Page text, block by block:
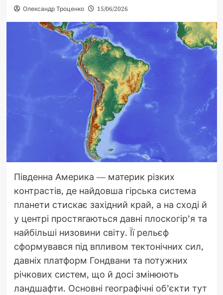
Олександр Троценко 15/06/2026
Південна Америка — материк різких
контрастів, де найдовша гірська система
планети стискає західний край, а на сході й
у центрі простягаються давні плоскогір’я та
найбільші низовини світу. Її рельєф
сформувався під впливом тектонічних сил,
давніх платформ Гондвани та потужних
річкових систем, що й досі змінюють
ландшафти. Основні географічні об’єкти тут